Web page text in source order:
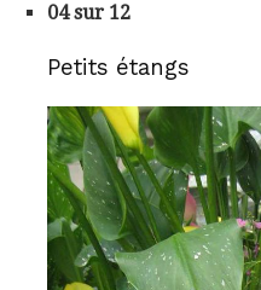
04 sur 12
Petits étangs